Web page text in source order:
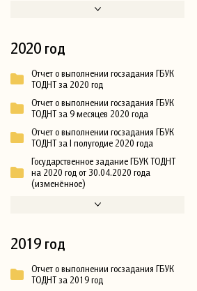
2020 год
Отчет о выполнении госзадания ГБУК
ТОДНТ за 2020 год
Отчет о выполнении госзадания ГБУК
ТОДНТ за 9 месяцев 2020 года
Отчет о выполнении госзадания ГБУК
ТОДНТ за I полугодие 2020 года
Государственное задание ГБУК ТОДНТ
на 2020 год от 30.04.2020 года
(изменённое)
2019 год
Отчет о выполнении госзадания ГБУК
ТОДНТ за 2019 год